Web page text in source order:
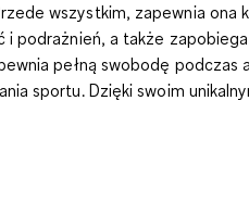
wszystkim, zapewnia ona
i podrażnień, a także
pełną swobodę podczas
sportu. Dzięki swoim